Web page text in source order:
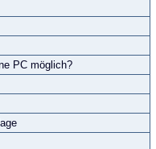
PC möglich?